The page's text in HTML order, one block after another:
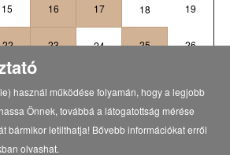
15 16 17 18 19
22 23 24 25 26
használ működése folyamán, hogy a legjobb
Önnek, továbbá a látogatottság mérése
bármikor letilthatja! Bővebb információkat erről
olvashat.